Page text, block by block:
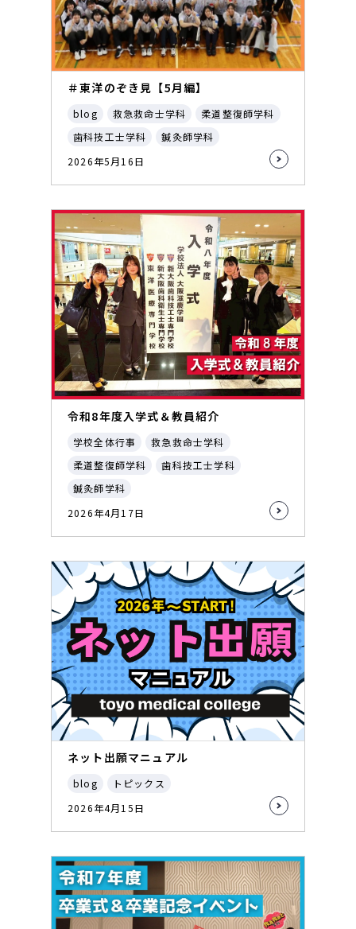
＃東洋のぞき見【5月編】
blog 救急救命士学科
柔道整復師学科
歯科技工士学科
鍼灸師学科
2026年5月16日
令和8年度入学式＆教員紹介
学校全体行事
救急救命士学科
柔道整復師学科
歯科技工士学科
鍼灸師学科
2026年4月17日
ネット出願マニュアル
blog
トピックス
2026年4月15日